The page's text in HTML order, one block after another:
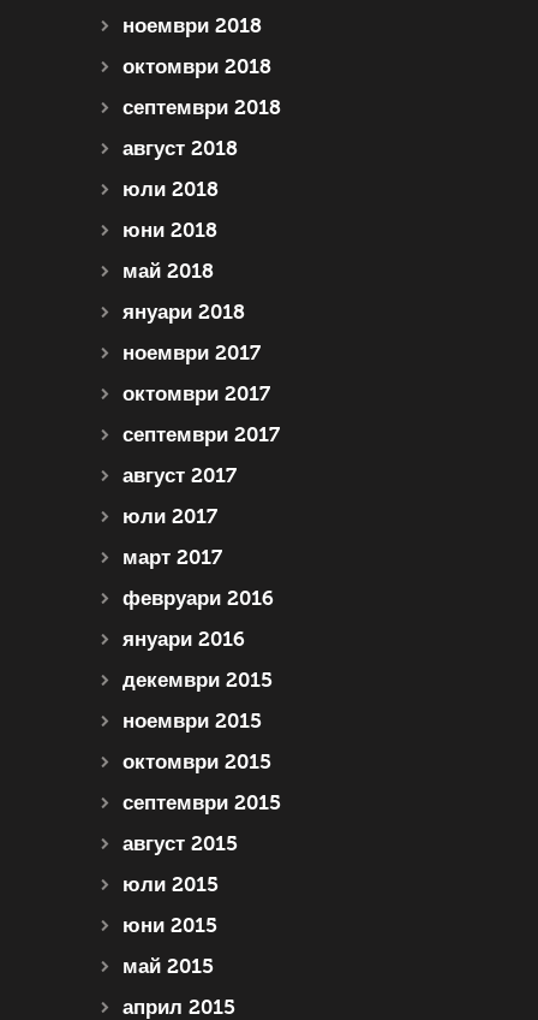
ноември 2018
октомври 2018
септември 2018
август 2018
юли 2018
юни 2018
май 2018
януари 2018
ноември 2017
октомври 2017
септември 2017
август 2017
юли 2017
март 2017
февруари 2016
януари 2016
декември 2015
ноември 2015
октомври 2015
септември 2015
август 2015
юли 2015
юни 2015
май 2015
април 2015